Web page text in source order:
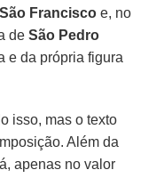
São Francisco e, no
deSão Pedro
e da própria figura
isso, mas o texto
Além da
apenas no valor